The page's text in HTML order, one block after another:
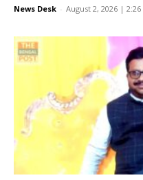
News Desk - August 2, 2026 | 2:26